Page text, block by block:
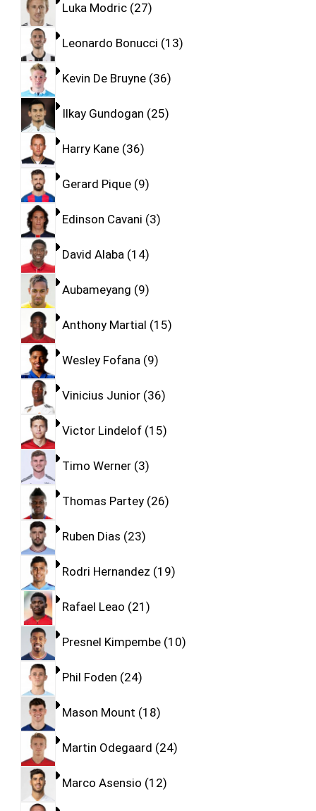
Luka Modric 27
Leonardo Bonucci 13
Kevin De Bruyne 36
Ilkay Gundogan 25
Harry Kane 36
Gerard Pique 9
Edinson Cavani 3
David Alaba 14
Aubameyang 9
Anthony Martial 15
Wesley Fofana 9
Vinicius Junior 36
Victor Lindelof 15
Timo Werner 3
Thomas Partey 26
Ruben Dias 23
Rodri Hernandez 19
Rafael Leao 21
Presnel Kimpembe 10
Phil Foden 24
Mason Mount 18
Martin Odegaard 24
Marco Asensio 12